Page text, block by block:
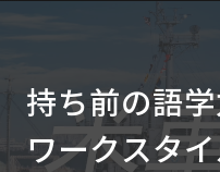
持ち前の語
ワークスタ